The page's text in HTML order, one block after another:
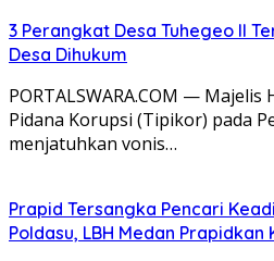
3 Perangkat Desa Tuhegeo II
Desa Dihukum
PORTALSWARA.COM —
Pidana Korupsi (Tipikor) pada
menjatuhkan vonis…
Prapid Tersangka Pencari
Poldasu, LBH Medan